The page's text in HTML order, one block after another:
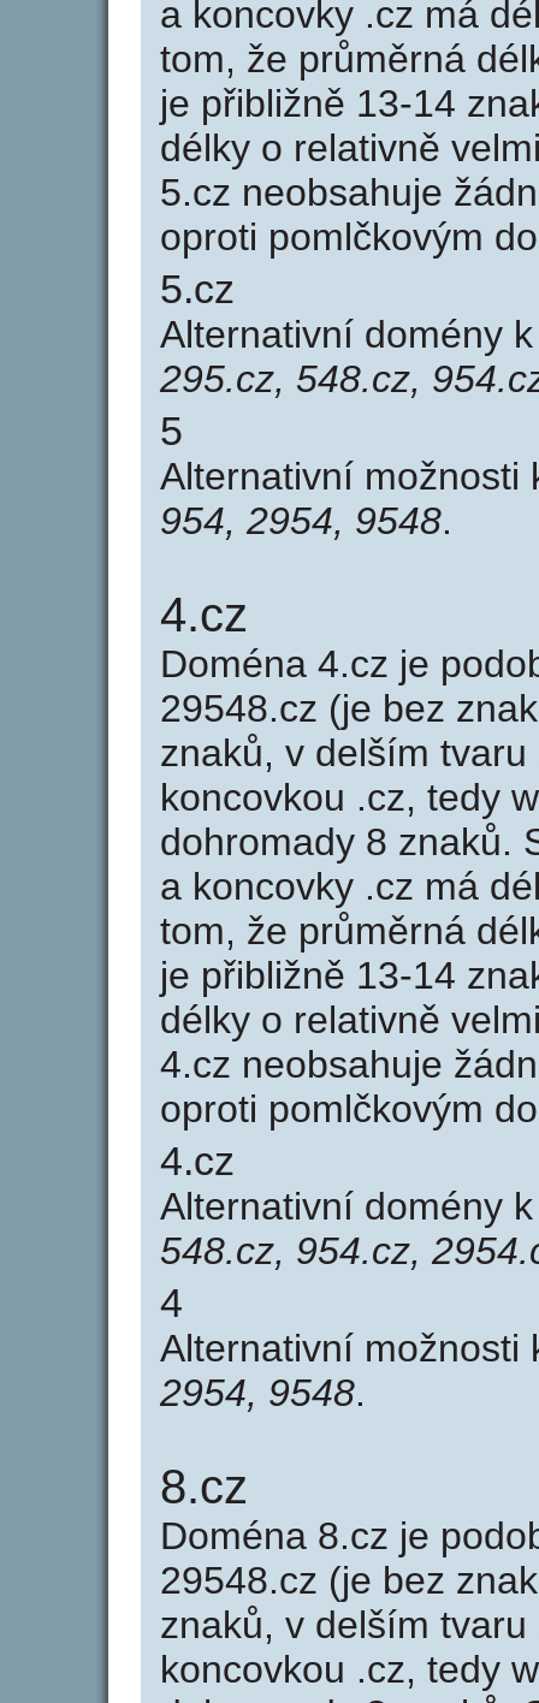
a koncovky .cz má
tom, že průměrná
je přibližně 13-14
délky o relativně
5.cz neobsahuje
oproti pomlčkovým
5.cz
Alternativní domény
295.cz, 548.cz,
5
Alternativní možnosti
954, 2954, 9548.
4.cz
Doména 4.cz je
29548.cz (je bez
znaků, v delším
koncovkou .cz, tedy
dohromady 8 znaků.
a koncovky .cz má
tom, že průměrná
je přibližně 13-14
délky o relativně
4.cz neobsahuje
oproti pomlčkovým
4.cz
Alternativní domény
548.cz, 954.cz,
4
Alternativní možnosti
2954, 9548.
8.cz
Doména 8.cz je
29548.cz (je bez
znaků, v delším
koncovkou .cz, tedy